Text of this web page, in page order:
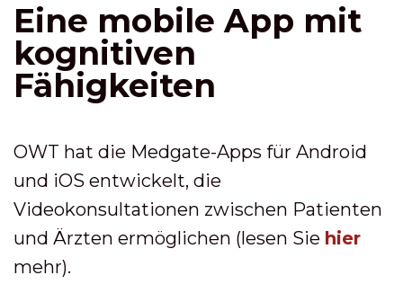
Eine mobile App mit
kognitiven
Fähigkeiten
OWT hat die Medgate-Apps für Android
und iOS entwickelt, die
Videokonsultationen zwischen Patienten
und Ärzten ermöglichen (lesen Sie hier
mehr).